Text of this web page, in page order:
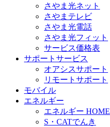
さやま光ネット
さやまテレビ
さやま光電話
さやま光フィット
サービス価格表
サポートサービス
オアシスサポート
リモートサポート
モバイル
エネルギー
エネルギー HOME
S・CATでんき